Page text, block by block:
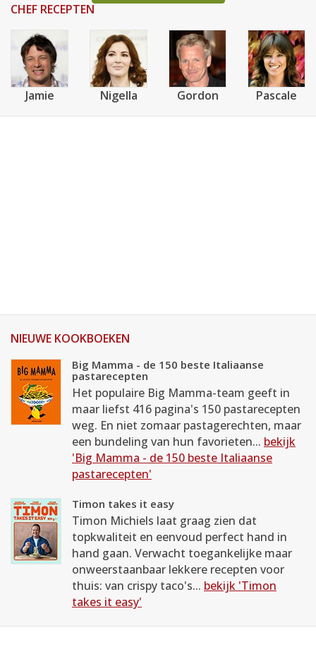
CHEF RECEPTEN
Jamie Nigella Gordon Pascale
NIEUWE KOOKBOEKEN
Big Mamma - de 150 beste Italiaanse
pastarecepten
Het populaire Big Mamma-team geeft in
maar liefst 416 pagina's 150 pastarecepten
weg. En niet zomaar pastagerechten, maar
een bundeling van hun favorieten... bekijk
'Big Mamma - de 150 beste Italiaanse
pastarecepten'
Timon takes it easy
Timon Michiels laat graag zien dat
topkwaliteit en eenvoud perfect hand in
hand gaan. Verwacht toegankelijke maar
onweerstaanbaar lekkere recepten voor
thuis: van crispy taco's... bekijk 'Timon
takes it easy'